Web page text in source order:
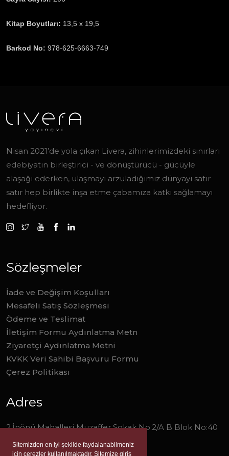
Sitemizden en iyi şekilde faydalanabilmeniz
için çerezler kullanılmaktadır. Sitemize giriş
Kitap Boyutları: 13,5 x 19,5
Barkod No: 978-625-6663-749
Nisan 2021’de yola çıkan Livera, zihinlerimizdeki sınırları
edebiyatın birleştirici - ve dönüştürücü - gücüyle
alaşağı ederken, ulaşmayı arzuladığımız dünyayı satır
satır hep birlikte inşa etme çabamıza katkı sağlamayı
hedefliyor.
Sözleşmeler
İade ve Değişim Koşulları
Mesafeli Satış Sözleşmesi
Ödeme ve Teslimat
İletişim Formu Aydınlatma Metn
Ziyaretçi Aydınlatma Metni
KVKK Veri Sahibi Başvuru Formu
Çerez Politikası
Adres
2.İnönü Mahallesi Muzaffer Sokak No:2/A B Blok No:40
Narlıdere/İzmir